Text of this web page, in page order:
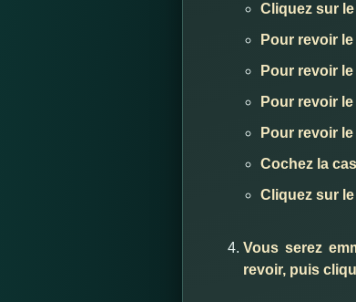
Cliquez sur
Pour revoir
Pour revoir
Pour revoir
Pour revoir
Cochez la
Cliquez sur
Vous serez
revoir, puis